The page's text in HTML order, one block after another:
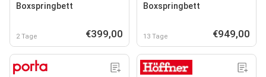
Boxspringbett
2 Tage €399,00
Boxspringbett
13 Tage €949,00